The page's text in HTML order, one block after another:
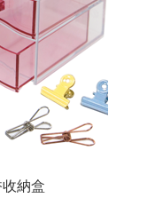
納盒